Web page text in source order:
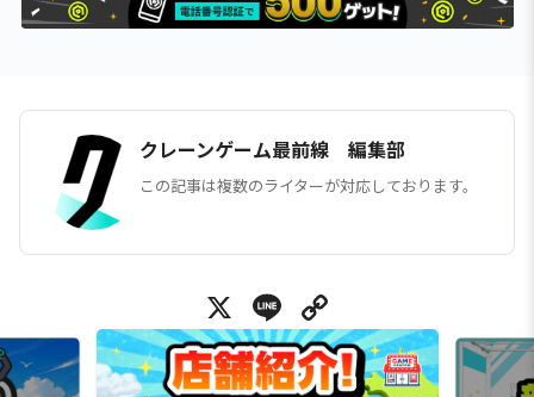
クレーンゲーム最前線 編集部
この記事は複数のライターが対応しております。
X Line